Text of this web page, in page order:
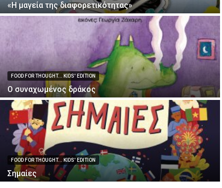
«Η μαγεία της διαφορετικότητας»
FOOD FOR THOUGHT... KIDS' EDITION
Ο συναχωμένος δράκος
FOOD FOR THOUGHT... KIDS' EDITION
Σημαίες